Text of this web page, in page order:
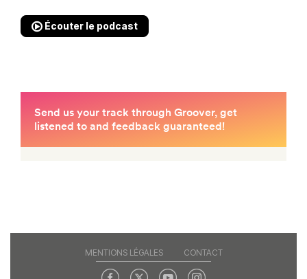
Écouter le podcast
MENTIONS LÉGALES CONTACT